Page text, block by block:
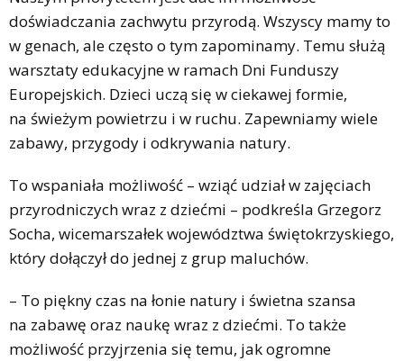
doświadczania zachwytu przyrodą. Wszyscy mamy to
w genach, ale często o tym zapominamy. Temu służą
warsztaty edukacyjne w ramach Dni Funduszy
Europejskich. Dzieci uczą się w ciekawej formie,
na świeżym powietrzu i w ruchu. Zapewniamy wiele
zabawy, przygody i odkrywania natury.
To wspaniała możliwość – wziąć udział w zajęciach
przyrodniczych wraz z dziećmi – podkreśla Grzegorz
Socha, wicemarszałek województwa świętokrzyskiego,
który dołączył do jednej z grup maluchów.
– To piękny czas na łonie natury i świetna szansa
na zabawę oraz naukę wraz z dziećmi. To także
możliwość przyjrzenia się temu, jak ogromne